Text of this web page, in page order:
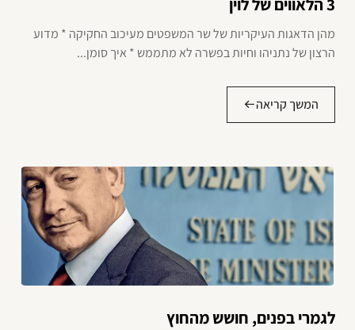
3 הלאווים של לוין
מהן הדאגות העיקריות של שר המשפטים מעיכוב החקיקה * מדוע
הרצון של נתניהו וחיות בפשרה לא מתממש * איך סומן...
המשך קריאה
לגמרי בפנים, חושש מהחוץ